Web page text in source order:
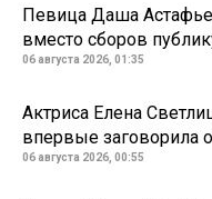
Певица Даша
вместо сборов
06 августа 2026, 01:35
Актриса Елена
впервые заговорила
06 августа 2026, 00:55